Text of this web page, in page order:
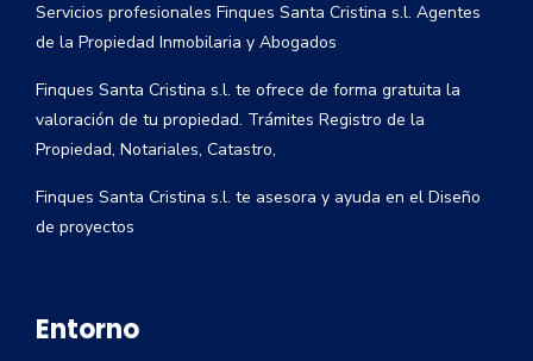
Servicios profesionales Finques Santa Cristina s.l. Agentes
de la Propiedad Inmobilaria y Abogados
Finques Santa Cristina s.l. te ofrece de forma gratuita la
valoración de tu propiedad. Trámites Registro de la
Propiedad, Notariales, Catastro,
Finques Santa Cristina s.l. te asesora y ayuda en el Diseño
de proyectos
Entorno